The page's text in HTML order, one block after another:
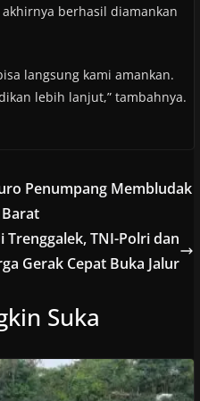
berhasil diamankan
langsung kami amankan.
lebih lanjut,” tambahnya.
Penumpang Membludak
Trenggalek, TNI-Polri dan
Gerak Cepat Buka Jalur
Suka